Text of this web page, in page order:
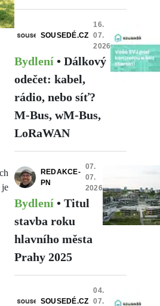
je
SOUSEDÉ.CZ
16.
07.
2026
Bydlení • Dálkový
odečet: kabel,
rádio, nebo síť?
M-Bus, wM-Bus,
LoRaWAN
REDAKCE-
PN
07.
07.
2026
Bydlení • Titul
stavba roku
hlavního města
Prahy 2025
SOUSEDÉ.CZ
04.
07.